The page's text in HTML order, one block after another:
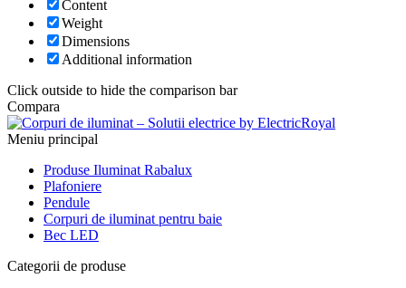
Content
Weight
Dimensions
Additional information
Click outside to hide the comparison bar
Compara
Meniu principal
Produse Iluminat Rabalux
Plafoniere
Pendule
Corpuri de iluminat pentru baie
Bec LED
Categorii de produse